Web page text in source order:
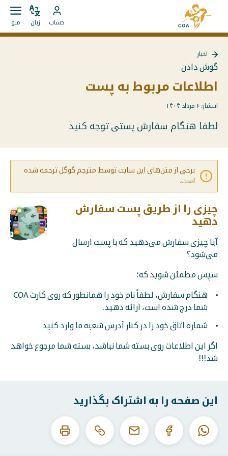
مستقیما
محتوا
صفحه
اصلی
به
حساب
حساب
زبان
تغییر
زبان
باز
منو
منو
بازگشت
به
Page
اخبار
گوش دادن
اطلاعات مربوط به پست
انتشار: ۶ مرداد ۱۴۰۴
لطفا هنگام سفارش پستی توجه کنید
برخی از متن‌های این سایت توسط مترجم گوگل ترجمه شده
است.
چیزی را از طریق پست سفارش
دهید
آیا چیزی سفارش می‌دهید که با پست ارسال
می‌شود؟
سپس مطمئن شوید که؛
هنگام سفارش، لطفاً نام خود را همانطور که روی کارت COA
شما درج شده است، ارائه دهید.
شماره اتاق خود را در کنار آدرس شعبه ما وارد کنید
اگر این اطلاعات روی بسته شما نباشد، بسته شما مرجوع خواهد
شد!!!
این صفحه را به اشتراک بگذارید
واتساپ
فیس
ایمیل
این
URL
این
صفحه